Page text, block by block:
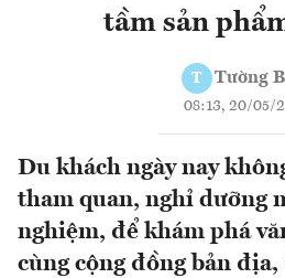
tầm sản
T Tường
08:13, 20/05/
Du khách ngày nay
tham quan, nghỉ dưỡng
nghiệm, để khám phá
cùng cộng đồng bản